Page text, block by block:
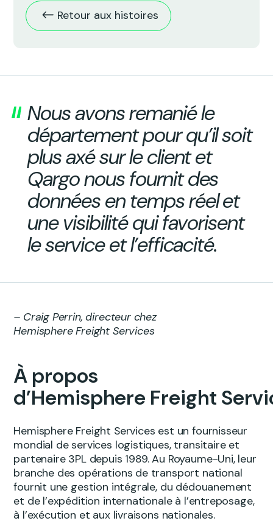
Retour aux histoires
Nous avons remanié le
département pour qu’il soit
plus axé sur le client et
Qargo nous fournit des
données en temps réel et
une visibilité qui favorisent
le service et l’efficacité.
– Craig Perrin, directeur chez
Hemisphere Freight Services
À propos
d’Hemisphere Freight
Hemisphere Freight Services est un fournisseur
mondial de services logistiques, transitaire et
partenaire 3PL depuis 1989. Au Royaume-Uni, leur
branche des opérations de transport national
fournit une gestion intégrale, du dédouanement
et de l’expédition internationale à l’entreposage,
à l’exécution et aux livraisons nationales.